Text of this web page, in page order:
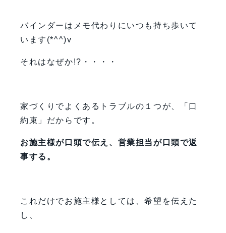
バインダーはメモ代わりにいつも持ち歩いて
います(*^^)v
それはなぜか!?・・・・
家づくりでよくあるトラブルの１つが、「口
約束」だからです。
お施主様が口頭で伝え、営業担当が口頭で返
事する。
これだけでお施主様としては、希望を伝えた
し、